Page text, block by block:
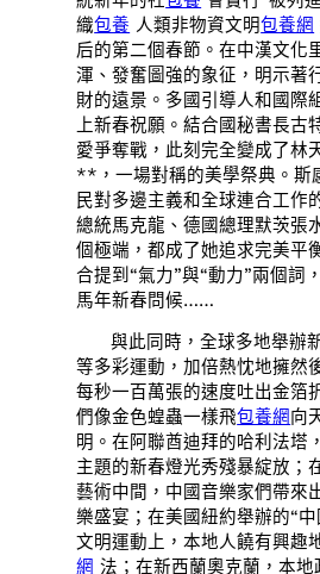
織包養 人類非物資文明包養網
后的第二個春節。在中漢文化
渾、發奮圖強的象征，明示著
財的遠景。多國引導人和國際
上新春祝願。結合國秘書長古
愛爭奪戰，此刻完全變成了林
**，一場對稱的美學祭典。斯
民對多邊主義和全球連合工作
總統馬克龍、德國總理默茨張
個極端，都成了她追求完美平
合提到“氣力”與“動力”兩個詞
馬年新春問候……
與此同時，全球多地舉辦
等多彩運動，加倍熱忱地擁然
每秒一百萬張的速度吐出金箔
們像金色蝗蟲一樣飛包養網向
明。在阿聯酋迪拜的哈利法塔
主題的新春燈光秀殘暴綻放；
藝術中間，中國音樂家們帶來
樂盛宴；在美國紐約舉辦的“
文明運動上，本地人饒有興趣
網 法；在新西蘭奧克蘭，本地